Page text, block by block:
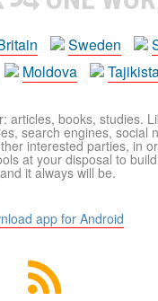
Sweden
Moldova
books, studies.
search engines, social
interested parties, in
at your disposal to
it always will be.
app for Android